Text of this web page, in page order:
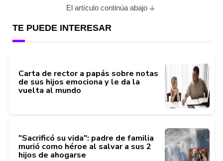
El artículo continúa abajo
TE PUEDE INTERESAR
Carta de rector a papás sobre notas
de sus hijos emociona y le da la
vuelta al mundo
"Sacrificó su vida": padre de familia
murió como héroe al salvar a sus 2
hijos de ahogarse